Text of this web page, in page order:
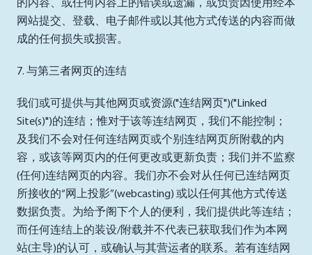
网站提交、登载、电子邮件或以其他方式传送的内容而做
成的任何损失或损害。
7. 与第三者网页的连结
我们或可提供与其他网页或资源("连结网页")("Linked
Site(s)")的连结；惟对于该等连结网页，我们不能控制；
及我们不会对任何连结网页或个别连结网页所附载的内
容，或该等网页内的任何更改或更新负责；我们并不监察
(任何)连结网页的内容。我们亦不会对从任何已连结网页
所接收的“网上投影”(webcasting) 或以任何其他方式传送
数据负责。为给予阁下个人的便利，我们提供此等连结；
而任何连结上的装设/附载并不代表已获取我们作为本网
站(主导)的认可，或确认与其营运者的联系。若有连结网